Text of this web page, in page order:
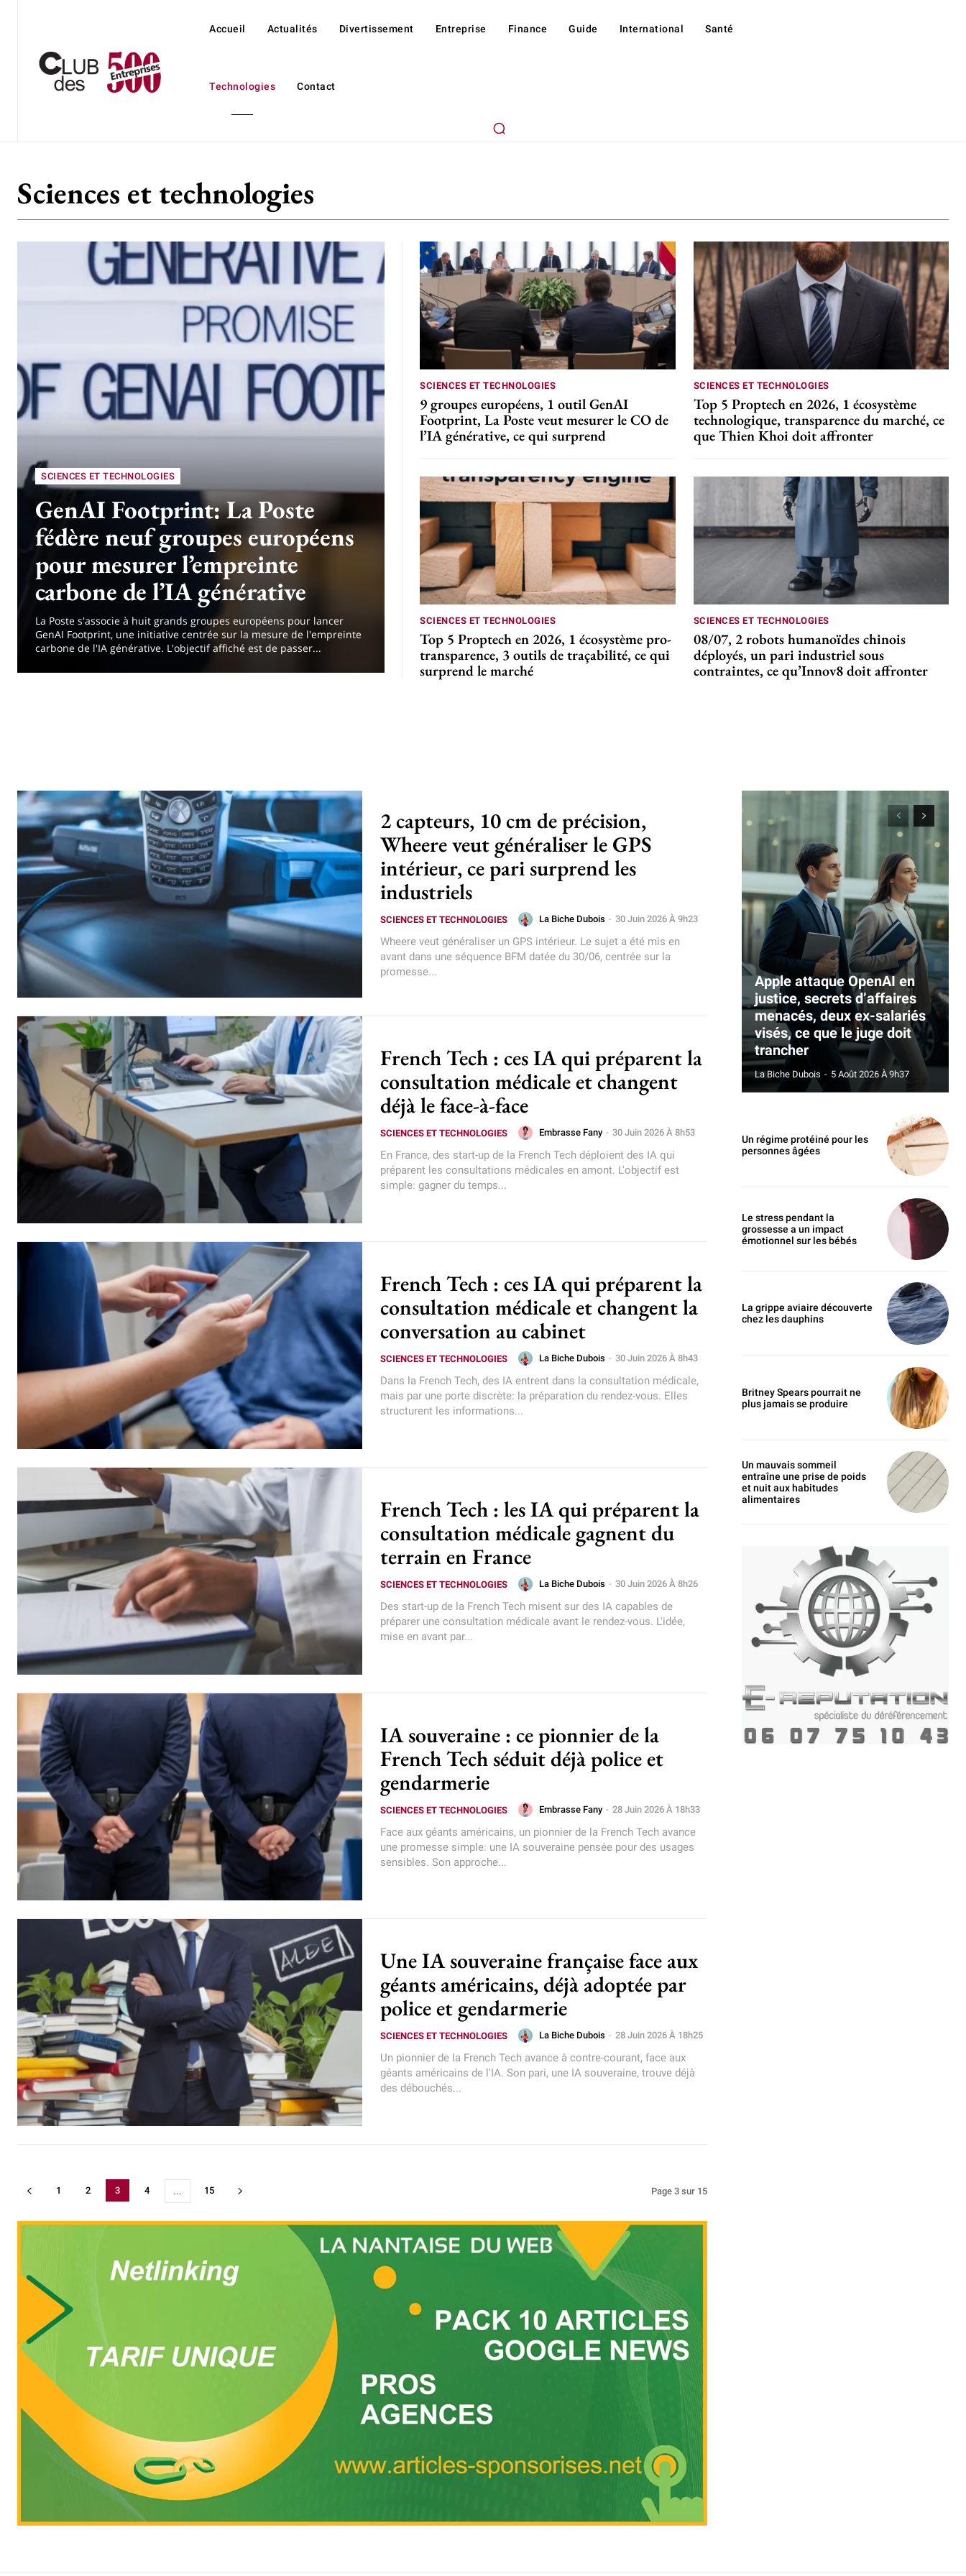
Accueil Actualités Divertissement Entreprise Finance Guide International Santé
Technologies Contact
Sciences et technologies
SCIENCES ET TECHNOLOGIES
GenAI Footprint: La Poste
fédère neuf groupes européens
pour mesurer l’empreinte
carbone de l’IA générative
La Poste s'associe à huit grands groupes européens pour lancer
GenAI Footprint, une initiative centrée sur la mesure de l'empreinte
carbone de l'IA générative. L'objectif affiché est de passer...
SCIENCES ET TECHNOLOGIES
9 groupes européens, 1 outil GenAI
Footprint, La Poste veut mesurer le CO de
l’IA générative, ce qui surprend
SCIENCES ET TECHNOLOGIES
Top 5 Proptech en 2026, 1 écosystème
technologique, transparence du marché, ce
que Thien Khoi doit affronter
SCIENCES ET TECHNOLOGIES
Top 5 Proptech en 2026, 1 écosystème pro-
transparence, 3 outils de traçabilité, ce qui
surprend le marché
SCIENCES ET TECHNOLOGIES
08/07, 2 robots humanoïdes chinois
déployés, un pari industriel sous
contraintes, ce qu’Innov8 doit affronter
2 capteurs, 10 cm de précision,
Wheere veut généraliser le GPS
intérieur, ce pari surprend les
industriels
SCIENCES ET TECHNOLOGIES La Biche Dubois - 30 Juin 2026 À 9h23
Wheere veut généraliser un GPS intérieur. Le sujet a été mis en
avant dans une séquence BFM datée du 30/06, centrée sur la
promesse...
French Tech : ces IA qui préparent la
consultation médicale et changent
déjà le face-à-face
SCIENCES ET TECHNOLOGIES Embrasse Fany - 30 Juin 2026 À 8h53
En France, des start-up de la French Tech déploient des IA qui
préparent les consultations médicales en amont. L'objectif est
simple: gagner du temps...
French Tech : ces IA qui préparent la
consultation médicale et changent la
conversation au cabinet
SCIENCES ET TECHNOLOGIES La Biche Dubois - 30 Juin 2026 À 8h43
Dans la French Tech, des IA entrent dans la consultation médicale,
mais par une porte discrète: la préparation du rendez-vous. Elles
structurent les informations...
French Tech : les IA qui préparent la
consultation médicale gagnent du
terrain en France
SCIENCES ET TECHNOLOGIES La Biche Dubois - 30 Juin 2026 À 8h26
Des start-up de la French Tech misent sur des IA capables de
préparer une consultation médicale avant le rendez-vous. L'idée,
mise en avant par...
IA souveraine : ce pionnier de la
French Tech séduit déjà police et
gendarmerie
SCIENCES ET TECHNOLOGIES Embrasse Fany - 28 Juin 2026 À 18h33
Face aux géants américains, un pionnier de la French Tech avance
une promesse simple: une IA souveraine pensée pour des usages
sensibles. Son approche...
Une IA souveraine française face aux
géants américains, déjà adoptée par
police et gendarmerie
SCIENCES ET TECHNOLOGIES La Biche Dubois - 28 Juin 2026 À 18h25
Un pionnier de la French Tech avance à contre-courant, face aux
géants américains de l'IA. Son pari, une IA souveraine, trouve déjà
des débouchés...
1 2 3 4 ... 15 Page 3 sur 15
Apple attaque OpenAI en
justice, secrets d’affaires
menacés, deux ex-salariés
visés, ce que le juge doit
trancher
La Biche Dubois - 5 Août 2026 À 9h37
Un régime protéiné pour les
personnes âgées
Le stress pendant la
grossesse a un impact
émotionnel sur les bébés
La grippe aviaire découverte
chez les dauphins
Britney Spears pourrait ne
plus jamais se produire
Un mauvais sommeil
entraîne une prise de poids
et nuit aux habitudes
alimentaires